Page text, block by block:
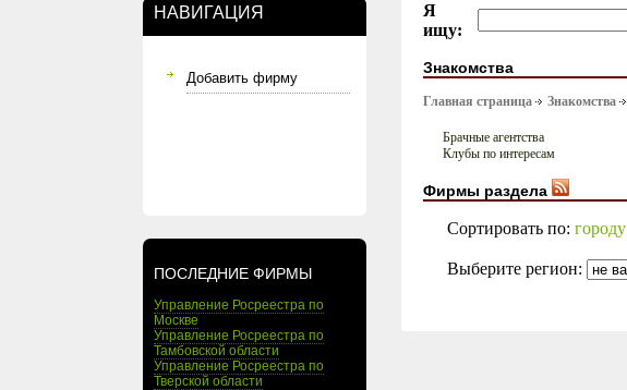
НАВИГАЦИЯ
Добавить фирму
ПОСЛЕДНИЕ ФИРМЫ
Управление Росреестра по
Москве
Управление Росреестра по
Тамбовской области
Управление Росреестра по
Тверской области
Я
ищу:
Знакомства
Главная страница Знакомства
Брачные агентства
Клубы по интересам
Фирмы раздела
Сортировать по: городу
Выберите регион: